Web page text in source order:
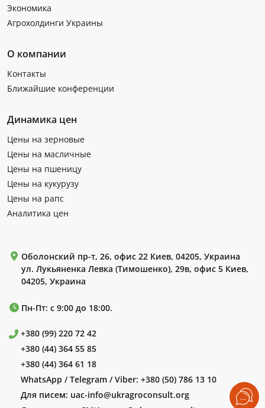
Экономика
Агрохолдинги Украины
О компании
Контакты
Ближайшие конференции
Динамика цен
Цены на зерновые
Цены на масличные
Цены на пшеницу
Цены на кукурузу
Цены на рапс
Аналитика цен
Оболонский пр-т, 26, офис 22 Киев, 04205, Украина
ул. Лукьяненка Левка (Тимошенко), 29в, офис 5 Киев,
04205, Украина
Пн-Пт: с 9:00 до 18:00.
+380 (99) 220 72 42
+380 (44) 364 55 85
+380 (44) 364 61 18
WhatsApp / Telegram / Viber: +380 (50) 786 13 10
Для писем: uac-info@ukragroconsult.org